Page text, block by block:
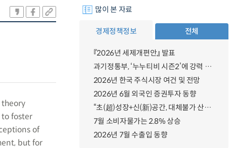
theory
foster
of
but for
많이 본 자료
경제정책정보 전체
『2026년 세제개편안』 발표
과기정통부, ‘누누티비 시즌2’에 강력 대응 의지 밝혀
2026년 한국 주식시장 여건 및 전망
2026년 6월 외국인 증권투자 동향
“초(超)성장+신(新)공간, 대체불가 산업강국”
7월 소비자물가는 2.8% 상승
2026년 7월 수출입 동향